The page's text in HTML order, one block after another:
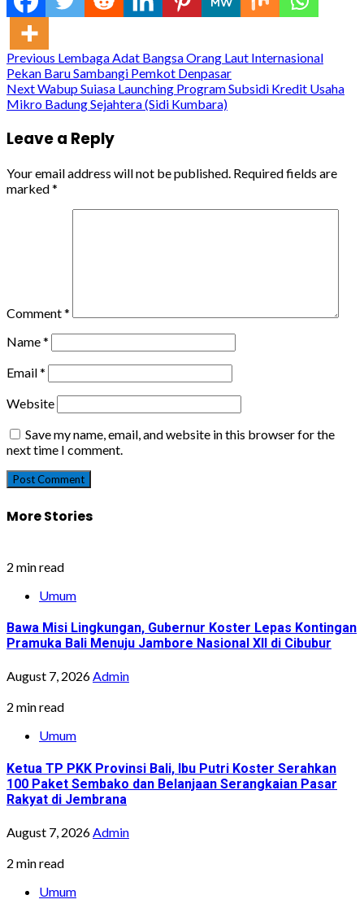
Continue
Reading
Previous Lembaga Adat Bangsa Orang Laut Internasional
Pekan Baru Sambangi Pemkot Denpasar
NextWabup Suiasa Launching Program Subsidi Kredit Usaha
Mikro Badung Sejahtera (Sidi Kumbara)
Leave a Reply
Your email address will not be published. Required fields are
marked*
Comment*
Name*
Email*
Website
Save my name, email, and website in this browser for the
next time I comment.
More Stories
2 min read
Umum
Bawa Misi Lingkungan, Gubernur Koster Lepas Kontingan
Pramuka Bali Menuju Jambore Nasional XII di Cibubur
August 7, 2026Admin
2 min read
Umum
Ketua TP PKK Provinsi Bali, Ibu Putri Koster Serahkan
100 Paket Sembako dan Belanjaan Serangkaian Pasar
Rakyat di Jembrana
August 7, 2026Admin
2 min read
Umum